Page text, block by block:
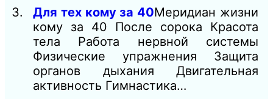
Для тех кому за 40Меридиан жизни
кому за 40 После сорока Красота
тела Работа нервной системы
Физические упражнения Защита
органов дыхания Двигательная
активность Гимнастика…